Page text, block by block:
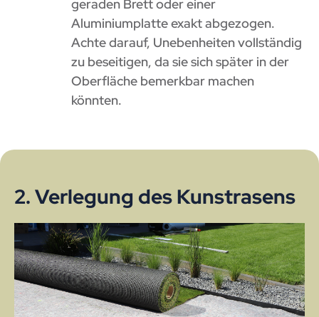
geraden Brett oder einer
Aluminiumplatte exakt abgezogen.
Achte darauf, Unebenheiten vollständig
zu beseitigen, da sie sich später in der
Oberfläche bemerkbar machen
könnten.
2. Verlegung des Kunstrasens